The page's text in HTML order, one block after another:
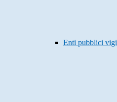
Enti pubblici